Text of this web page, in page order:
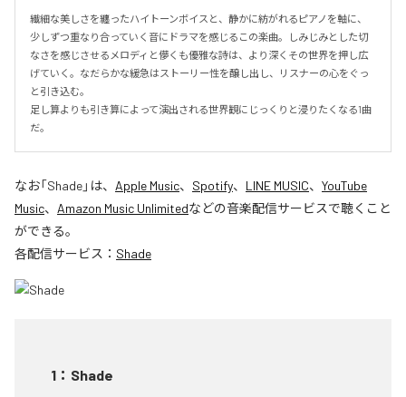
繊細な美しさを纏ったハイトーンボイスと、静かに紡がれるピアノを軸に、
少しずつ重なり合っていく音にドラマを感じるこの楽曲。しみじみとした切
なさを感じさせるメロディと儚くも優雅な詩は、より深くその世界を押し広
げていく。なだらかな緩急はストーリー性を醸し出し、リスナーの心をぐっ
と引き込む。
足し算よりも引き算によって演出される世界観にじっくりと浸りたくなる1曲
だ。
なお「Shade」は、 Apple Music、 Spotify、 LINE MUSIC、 YouTube
Music、 Amazon Music Unlimitedなどの音楽配信サービスで聴くこと
ができる。
各配信サービス： Shade
1 ： Shade